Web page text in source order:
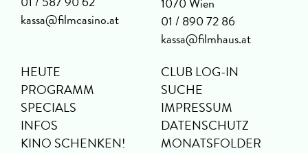
kassa@filmcasino.at
01 / 890 72 86
kassa@filmhaus.at
HEUTE
PROGRAMM
SPECIALS
INFOS
KINO SCHENKEN!
CLUB LOG-IN
SUCHE
IMPRESSUM
DATENSCHUTZ
MONATSFOLDER